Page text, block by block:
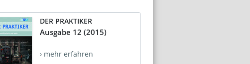
DER PRAKTIKER
Ausgabe 12 (2015)
› mehr erfahren